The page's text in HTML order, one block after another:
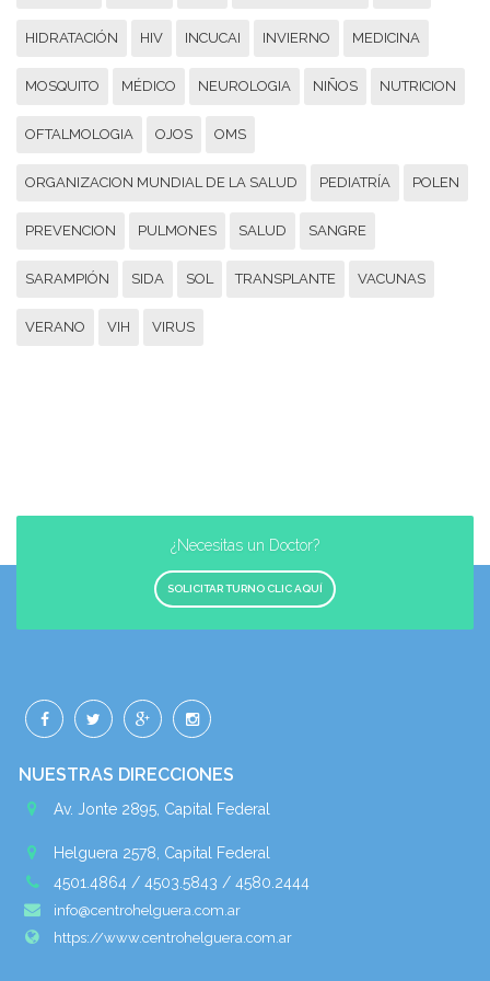
HIDRATACIÓN HIV INCUCAI INVIERNO MEDICINA
MOSQUITO MÉDICO NEUROLOGIA NIÑOS NUTRICION
OFTALMOLOGIA OJOS OMS
ORGANIZACION MUNDIAL DE LA SALUD PEDIATRÍA POLEN
PREVENCION PULMONES SALUD SANGRE
SARAMPIÓN SIDA SOL TRANSPLANTE VACUNAS
VERANO VIH VIRUS
¿Necesitas un Doctor?
SOLICITAR TURNO CLIC AQUÍ
NUESTRAS DIRECCIONES
Av. Jonte 2895, Capital Federal
Helguera 2578, Capital Federal
4501.4864 / 4503.5843 / 4580.2444
info@centrohelguera.com.ar
https://www.centrohelguera.com.ar